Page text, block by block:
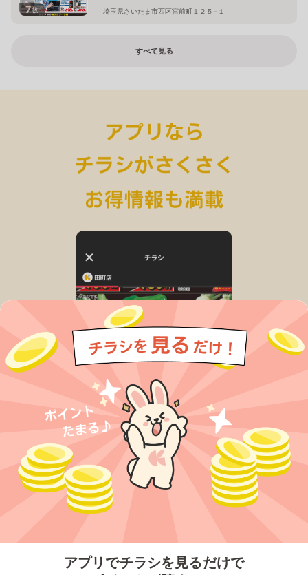
アプリでチラシを見るだけで
7枚 埼玉県さいたま市西区宮前町１２５−１
すべて見る